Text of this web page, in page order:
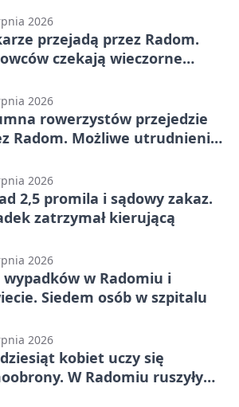
2026
przejadą przez Radom.
czekają wieczorne
2026
rowerzystów przejedzie
Radom. Możliwe utrudnienia
2026
2,5 promila i sądowy zakaz.
zatrzymał kierującą
2026
wypadków w Radomiu i
Siedem osób w szpitalu
2026
kobiet uczy się
W Radomiu ruszyły